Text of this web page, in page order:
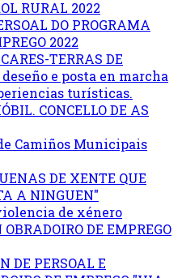
RURAL 2022
DO PROGRAMA
2022
TERRAS DE
deseño e posta en marcha
turísticas.
CONCELLO DE AS
Camiños Municipais
DE XENTE QUE
A NINGUEN"
de xénero
DE EMPREGO
DE PERSOAL E